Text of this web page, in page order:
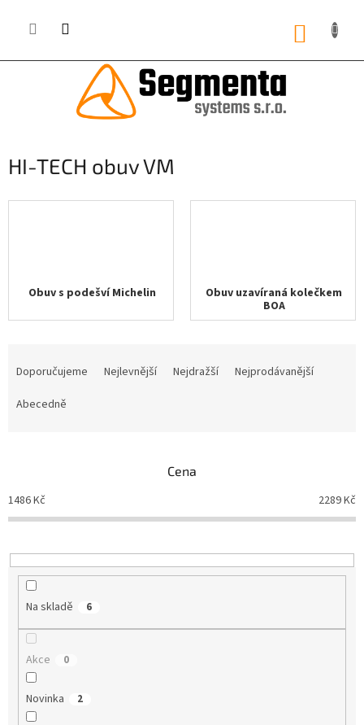
HI-TECH obuv VM
Obuv s podešví Michelin
Obuv uzavíraná kolečkem
BOA
o
d
k
t
Doporučujeme Nejlevnější Nejdražší
Nejprodávanější
Abecedně
Cena
1486Kč 2289Kč
Na skladě 6
Akce 0
Novinka 2